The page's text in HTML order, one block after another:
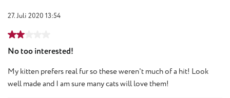
27. Juli 2020 13:54
Bewertung mit 2 von 5 Sternen
No too interested!
My kitten prefers real fur so these weren't much of a hit! Look
well made and I am sure many cats will love them!